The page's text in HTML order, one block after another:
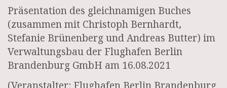
Präsentation des gleichnamigen Buches
(zusammen mit Christoph Bernhardt,
Stefanie Brünenberg und Andreas Butter) im
Verwaltungsbau der Flughafen Berlin
Brandenburg GmbH am 16.08.2021